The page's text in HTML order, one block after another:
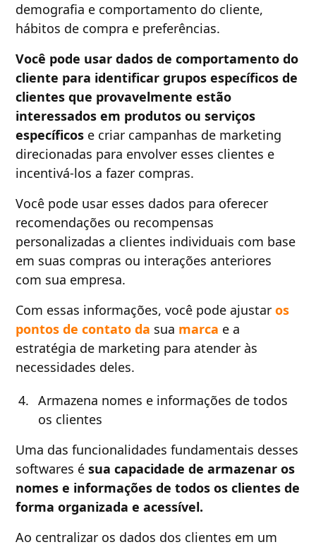
demografia e comportamento do cliente,
hábitos de compra e preferências.
Você pode usar dados de comportamento do
cliente para identificar grupos específicos de
clientes que provavelmente estão
interessados em produtos ou serviços
específicos e criar campanhas de marketing
direcionadas para envolver esses clientes e
incentivá-los a fazer compras.
Você pode usar esses dados para oferecer
recomendações ou recompensas
personalizadas a clientes individuais com base
em suas compras ou interações anteriores
com sua empresa.
Com essas informações, você pode ajustaros
pontos de contato da sua marca e a
estratégia de marketing para atender às
necessidades deles.
Armazena nomes e informações de todos
os clientes
Uma das funcionalidades fundamentais desses
softwares ésua capacidade de armazenar os
nomes e informações de todos os clientes de
forma organizada e acessível.
Ao centralizar os dados dos clientes em um